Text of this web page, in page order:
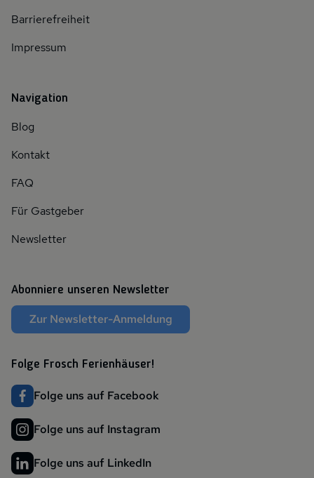
Barrierefreiheit
Impressum
Navigation
Blog
Kontakt
FAQ
Für Gastgeber
Newsletter
Abonniere unseren Newsletter
Zur Newsletter-Anmeldung
Folge Frosch Ferienhäuser!
Folge uns auf Facebook
Folge uns auf Instagram
Folge uns auf LinkedIn